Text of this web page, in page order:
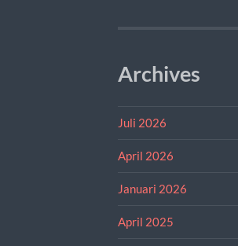
Archives
Juli 2026
April 2026
Januari 2026
April 2025